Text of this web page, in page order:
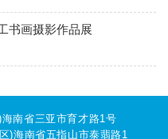
书画摄影作品展
省三亚市育才路1号
五指山市泰翡路1